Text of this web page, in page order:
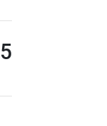
5